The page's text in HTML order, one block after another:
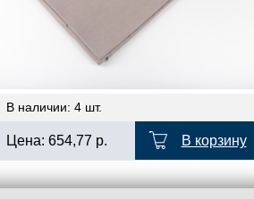
В наличии: 4 шт.
Цена: 654,77 р. В корзину